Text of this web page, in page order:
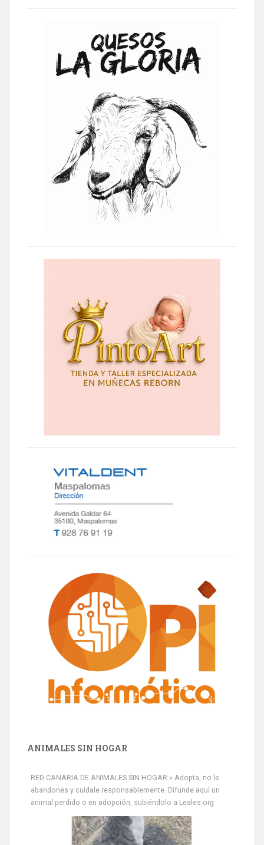
ANIMALES SIN HOGAR
RED CANARIA DE ANIMALES SIN HOGAR » Adopta, no le
abandones y cuídale responsablemente. Difunde aquí un
animal perdido o en adopción, subiéndolo a Leales.org